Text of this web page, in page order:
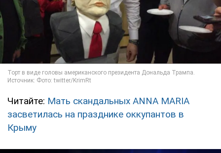
Читайте: Мать скандальных ANNA MARIA
засветилась на празднике оккупантов в
Крыму